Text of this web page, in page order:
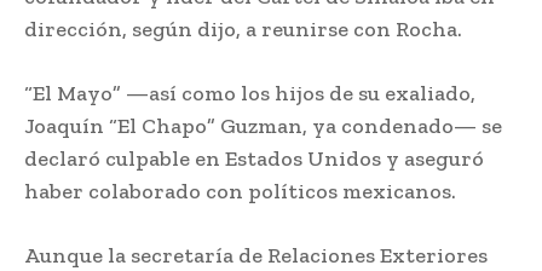
dirección, según dijo, a reunirse con Rocha.
“El Mayo” —así como los hijos de su exaliado,
Joaquín “El Chapo” Guzman, ya condenado— se
declaró culpable en Estados Unidos y aseguró
haber colaborado con políticos mexicanos.
Aunque la secretaría de Relaciones Exteriores